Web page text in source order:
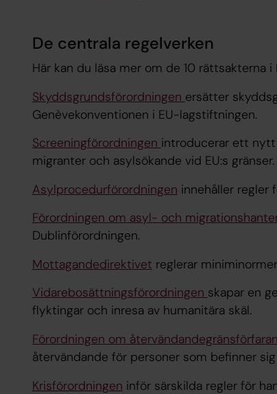
De centrala regelverken
Här kan du läsa mer om de 10 rättsakterna
Skyddsgrundsförordningen ersätter
Genèvekonventionen i EU-lagstiftningen.
Screeningförordningen introducerar ett
migranter och asylsökande vid EU:s gränser. ​
Asylprocedurförordningen innehåller regler
Förordningen om asyl- och
Dublinförordningen.
Mottagandedirektivet reglerar
Vidarebosättningsförordningen skapar en
flyktingar och inresa av humanitära skäl.
Förordningen om
återvändande för personer som befinner
Krisförordningen inför särskilda regler för